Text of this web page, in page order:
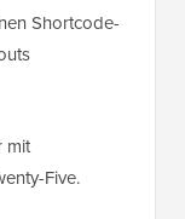
Shortcode-
mit
Five.